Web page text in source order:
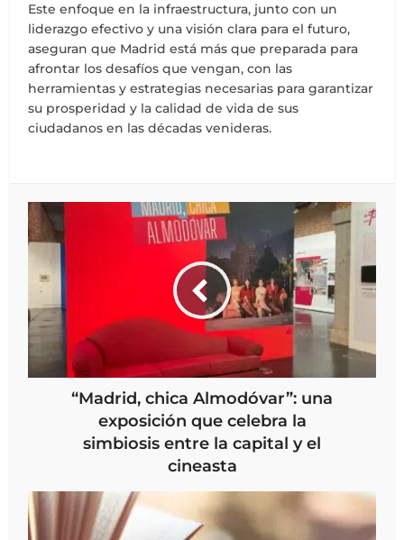
Este enfoque en la infraestructura, junto con un
liderazgo efectivo y una visión clara para el futuro,
aseguran que Madrid está más que preparada para
afrontar los desafíos que vengan, con las
herramientas y estrategias necesarias para garantizar
su prosperidad y la calidad de vida de sus
ciudadanos en las décadas venideras.
“Madrid, chica Almodóvar”: una
exposición que celebra la
simbiosis entre la capital y el
cineasta